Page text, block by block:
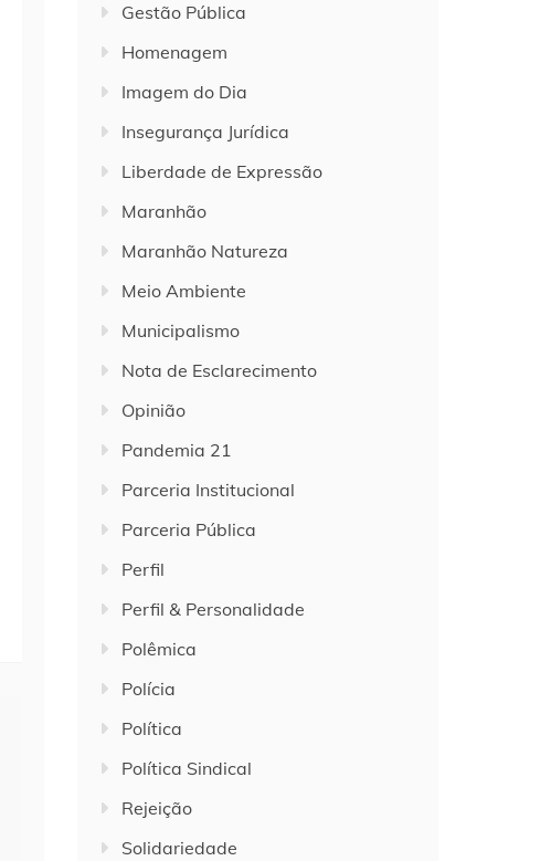
Gestão Pública
Homenagem
Imagem do Dia
Insegurança Jurídica
Liberdade de Expressão
Maranhão
Maranhão Natureza
Meio Ambiente
Municipalismo
Nota de Esclarecimento
Opinião
Pandemia 21
Parceria Institucional
Parceria Pública
Perfil
Perfil & Personalidade
Polêmica
Polícia
Política
Política Sindical
Rejeição
Solidariedade